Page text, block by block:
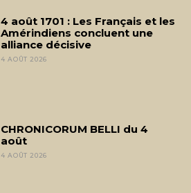
4 août 1701 : Les Français et les
Amérindiens concluent une
alliance décisive
4 AOÛT 2026
CHRONICORUM BELLI du 4
août
4 AOÛT 2026